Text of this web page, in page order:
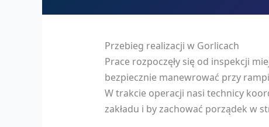
Przebieg realizacji w Gorlicach
Prace rozpoczęły się od inspekcji
bezpiecznie manewrować przy
W trakcie operacji nasi technicy
zakładu i by zachować porządek w